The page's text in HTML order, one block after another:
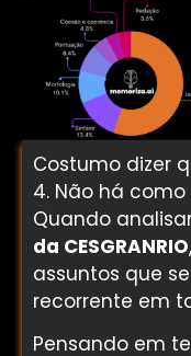
Costumo dizer
4. Não há
Quando
da CESGRANRIO
assuntos que
recorrente em
Pensando em